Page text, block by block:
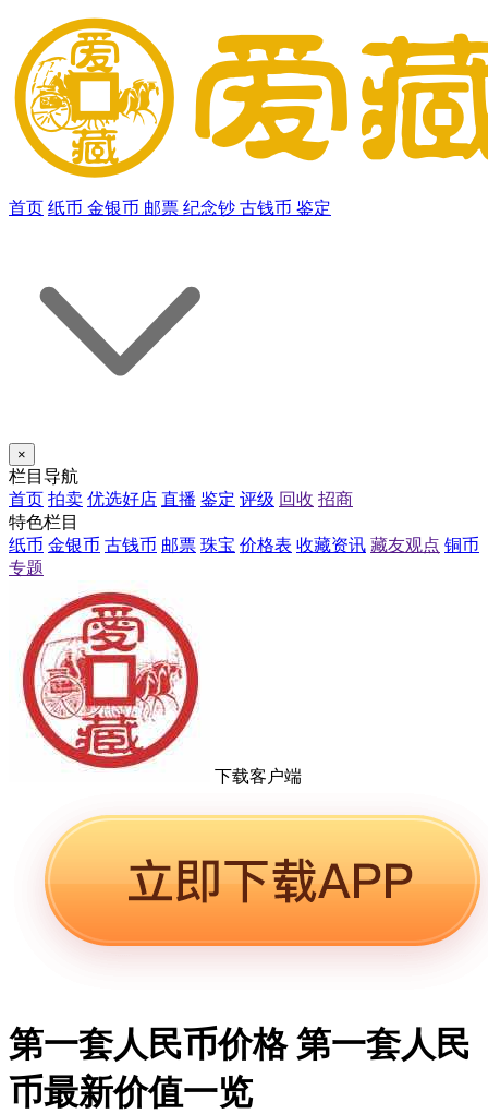
首页 纸币 金银币 邮票 纪念钞 古钱币 鉴定
×
栏目导航
首页 拍卖 优选好店 直播 鉴定 评级 回收 招商
特色栏目
纸币 金银币 古钱币 邮票 珠宝 价格表 收藏资讯 藏友观点 铜币
专题
下载客户端
第一套人民币价格 第一套人民
币最新价值一览